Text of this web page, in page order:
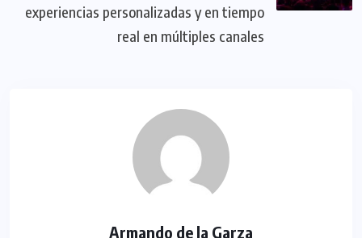
experiencias personalizadas y en tiempo
real en múltiples canales
Armando de la Garza